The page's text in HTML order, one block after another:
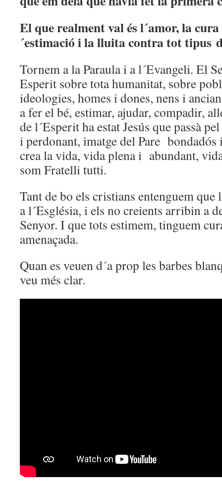
El que realment val és l´amor, la
´estimació i la lluita contra tot tipus
Tornem a la Paraula i a l´Evangeli. El
Esperit sobre tota humanitat, sobre
ideologies, homes i dones, nens i
a fer el bé, estimar, ajudar, compadir,
de l´Esperit ha estat Jesús que passà
i perdonant, imatge del Pare
crea la vida, vida plena i abundant,
som Fratelli tutti.
Tant de bo els cristians entenguem que
a l´Església, i els no creients arribin a
Senyor. I que tots estimem, tinguem
amenaçada.
Quan es veuen d´a prop les barbes
veu més clar.